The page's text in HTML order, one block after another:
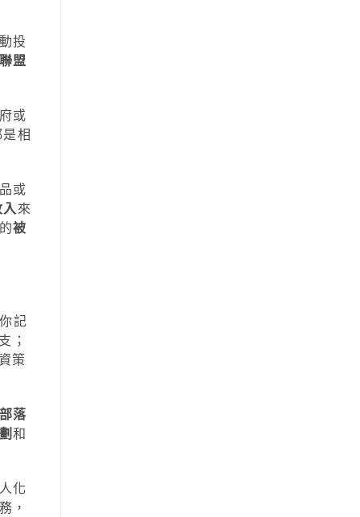
投
盟
或
相
或
來
被
記
；
策
落
和
化
，